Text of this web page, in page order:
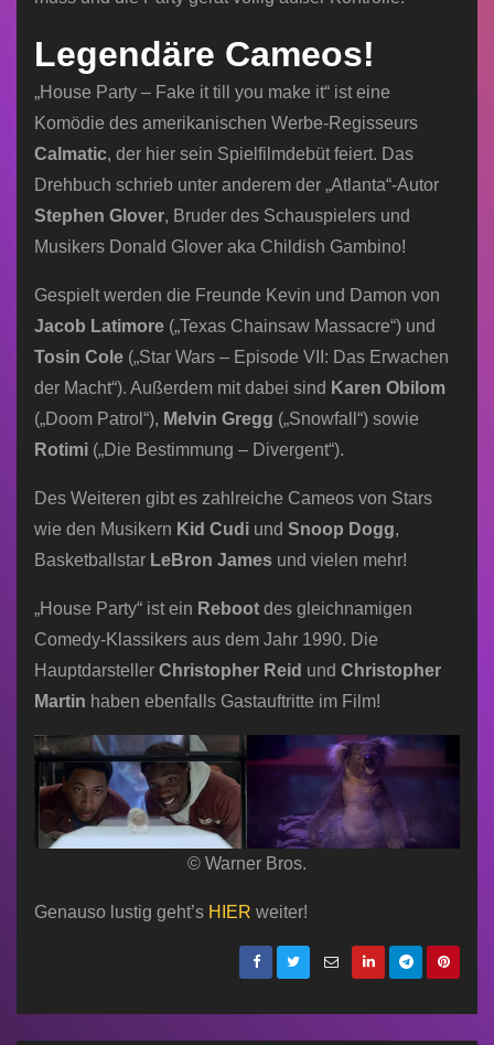
Legendäre Cameos!
„House Party – Fake it till you make it“ ist eine
Komödie des amerikanischen Werbe-Regisseurs
Calmatic, der hier sein Spielfilmdebüt feiert. Das
Drehbuch schrieb unter anderem der „Atlanta“-Autor
Stephen Glover, Bruder des Schauspielers und
Musikers Donald Glover aka Childish Gambino!
Gespielt werden die Freunde Kevin und Damon von
Jacob Latimore („Texas Chainsaw Massacre“) und
Tosin Cole („Star Wars – Episode VII: Das Erwachen
der Macht“). Außerdem mit dabei sind Karen Obilom
(„Doom Patrol“), Melvin Gregg („Snowfall“) sowie
Rotimi („Die Bestimmung – Divergent“).
Des Weiteren gibt es zahlreiche Cameos von Stars
wie den Musikern Kid Cudi und Snoop Dogg,
Basketballstar LeBron James und vielen mehr!
„House Party“ ist ein Reboot des gleichnamigen
Comedy-Klassikers aus dem Jahr 1990. Die
Hauptdarsteller Christopher Reid und Christopher
Martin haben ebenfalls Gastauftritte im Film!
© Warner Bros.
Genauso lustig geht’s HIER weiter!